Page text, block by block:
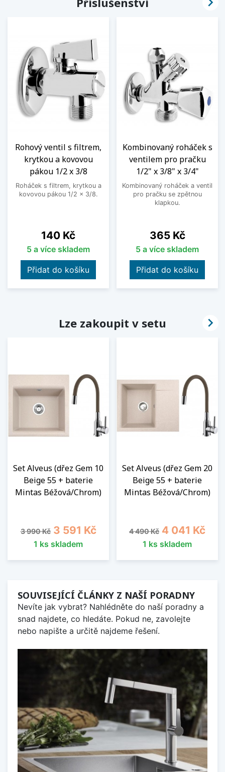
Rohový ventil s filtrem,
krytkou a kovovou
pákou 1/2 x 3/8
Roháček s filtrem, krytkou a
kovovou pákou 1/2 x 3/8.
Cena
140 Kč
5 a více skladem
Přidat do košíku
Kombinovaný roháček s
ventilem pro pračku
1/2" x 3/8" x 3/4"
Kombinovaný roháček a ventil
pro pračku se zpětnou
klapkou.
Cena
365 Kč
5 a více skladem
Přidat do košíku
Lze zakoupit v setu
Set Alveus (dřez Gem 10
Beige 55 + baterie
Mintas Béžová/Chrom)
Běžná cena
3 990 Kč Cena
3 591 Kč
1 ks skladem
Set Alveus (dřez Gem 20
Beige 55 + baterie
Mintas Béžová/Chrom)
Běžná cena
4 490 Kč Cena
4 041 Kč
1 ks skladem

SOUVISEJÍCÍ ČLÁNKY Z NAŠÍ PORADNY
Nevíte jak vybrat? Nahlédněte do naší poradny a
snad najdete, co hledáte. Pokud ne, zavolejte
nebo napište a určitě najdeme řešení.